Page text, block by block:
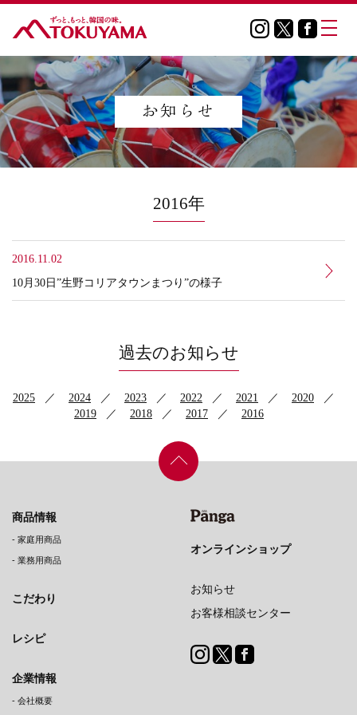
2016年
2016.11.02
10月30日”生野コリアタウンまつり”の様子
過去のお知らせ
2025 2024 2023 2022 2021
2020
2019
2018 2017 2016
商品情報
- 家庭用商品
- 業務用商品
こだわり
レシピ
企業情報
- 会社概要
オンラインショップ
お知らせ
お客様相談センター